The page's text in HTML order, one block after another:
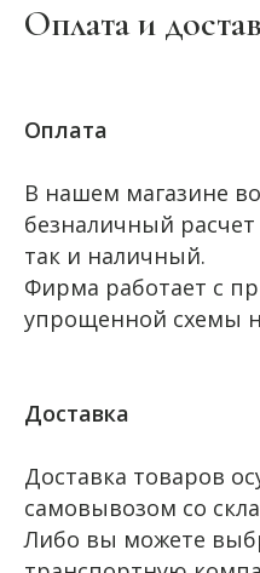
Оплата и
Оплата
В нашем магазине
безналичный
так и наличный.
Фирма работает с
упрощенной схемы
Доставка
Доставка товаров
самовывозом со
Либо вы можете